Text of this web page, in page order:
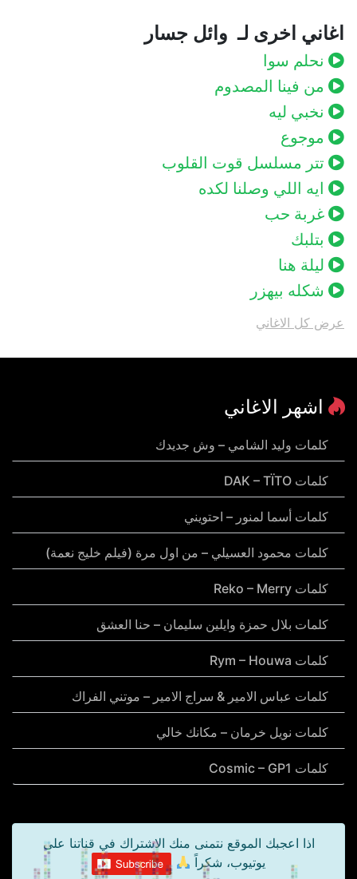
اغاني اخرى لـ وائل جسار
نحلم سوا
من فينا المصدوم
نخبي ليه
موجوع
تتر مسلسل قوت القلوب
ايه اللي وصلنا لكده
غربة حب
بتلبك
ليلة هنا
شكله بيهزر
عرض كل الاغاني
اشهر الاغاني
كلمات وليد الشامي – وش جديدك
كلمات DAK – TÏTO
كلمات أسما لمنور – احتويني
كلمات محمود العسيلي – من اول مرة (فيلم خليج نعمة)
كلمات Reko – Merry
كلمات بلال حمزة وايلين سليمان – حنا العشق
كلمات Rym – Houwa
كلمات عباس الامير & سراج الامير – موتني الفراك
كلمات نويل خرمان – مكانك خالي
كلمات Cosmic – GP1
اذا اعجبك الموقع نتمنى منك الاشتراك في قناتنا على
يوتيوب، شكراً